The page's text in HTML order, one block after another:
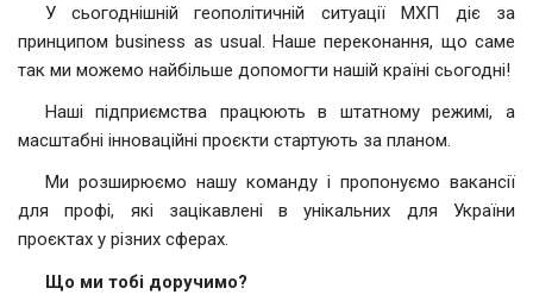
У сьогоднішній геополітичній ситуації МХП діє за
принципом business as usual. Наше переконання, що саме
так ми можемо найбільше допомогти нашій країні сьогодні!
Наші підприємства працюють в штатному режимі, а
масштабні інноваційні проєкти стартують за планом.
Ми розширюємо нашу команду і пропонуємо вакансії
для профі, які зацікавлені в унікальних для України
проєктах у різних сферах.
Що ми тобі доручимо?